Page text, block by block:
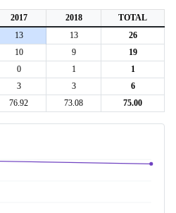
2017 2018
TOTAL
13 13
26
10 9
19
0 1
1
3 3
6
76.92 73.08 75.00